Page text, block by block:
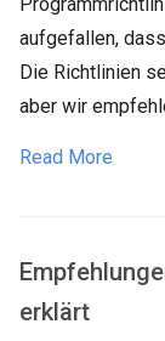
aufgefallen,
Die Richtlinien
aber wir
Read More
erklärt